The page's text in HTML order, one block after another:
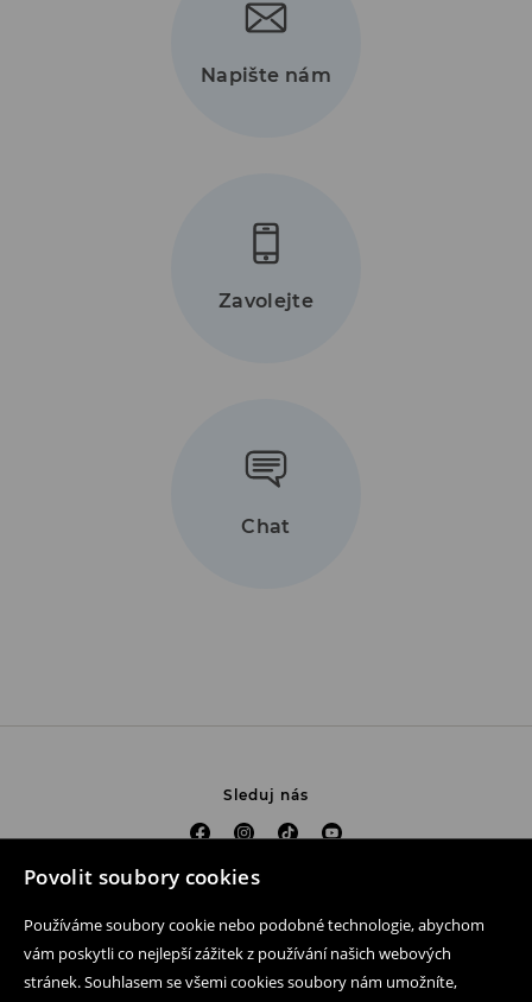
Povolit soubory cookies
Používáme soubory cookie nebo podobné technologie, abychom
vám poskytli co nejlepší zážitek z používání našich webových
stránek. Souhlasem se všemi cookies soubory nám umožníte,
Napište nám
Zavolejte
Chat
Sleduj nás
Pomoc a kontakt
Mobilní aplikaci